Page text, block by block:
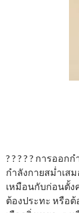
? ? ? ? ? การออ
กำลังกายสม่ำเส
เหมือนกับก่อนตั้ง
ต้องประทะ หรือ